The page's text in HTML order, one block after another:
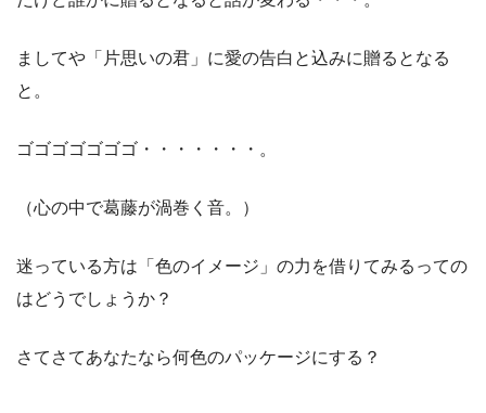
ましてや「片思いの君」に愛の告白と込みに贈るとなる
と。
ゴゴゴゴゴゴゴ・・・・・・・。
（心の中で葛藤が渦巻く音。）
迷っている方は「色のイメージ」の力を借りてみるっての
はどうでしょうか？
さてさてあなたなら何色のパッケージにする？